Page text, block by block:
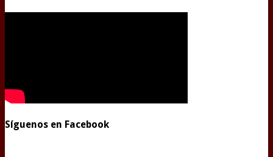
Síguenos en Facebook